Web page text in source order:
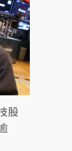
股